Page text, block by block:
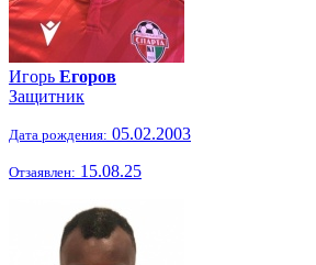
Игорь Егоров
Защитник
Дата рождения: 05.02.2003
Отзаявлен: 15.08.25